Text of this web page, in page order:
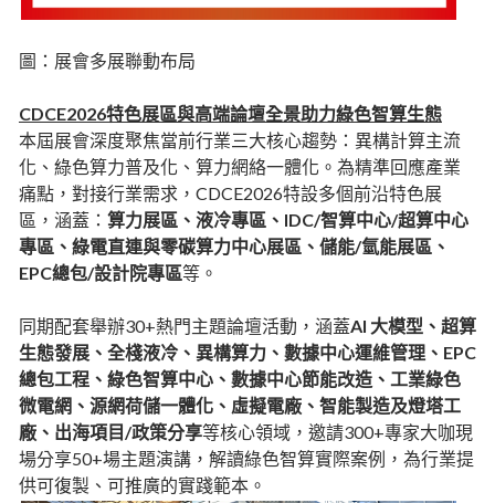
圖：展會多展聯動布局
CDCE2026特色展區與高端論壇全景助力綠色智算生態
本屆展會深度聚焦當前行業三大核心趨勢：異構計算主流
化、綠色算力普及化、算力網絡一體化。為精準回應產業
痛點，對接行業需求，CDCE2026特設多個前沿特色展
區，涵蓋： 算力展區、液冷專區、IDC/智算中心/超算中心
專區、綠電直連與零碳算力中心展區、儲能/氫能展區、
EPC總包/設計院專區等。
同期配套舉辦30+熱門主題論壇活動，涵蓋AI 大模型、超算
生態發展、全棧液冷、異構算力、數據中心運維管理、EPC
總包工程、綠色智算中心、數據中心節能改造、工業綠色
微電網、源網荷儲一體化、虛擬電廠、智能製造及燈塔工
廠、出海項目/政策分享等核心領域，邀請300+專家大咖現
場分享50+場主題演講，解讀綠色智算實際案例，為行業提
供可復製、可推廣的實踐範本。